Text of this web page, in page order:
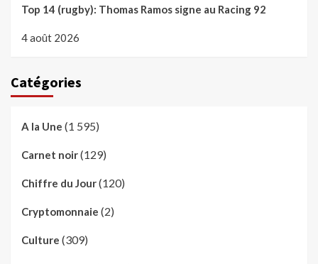
Top 14 (rugby): Thomas Ramos signe au Racing 92
4 août 2026
Catégories
A la Une (1 595)
Carnet noir(129)
Chiffre du Jour(120)
Cryptomonnaie (2)
Culture (309)